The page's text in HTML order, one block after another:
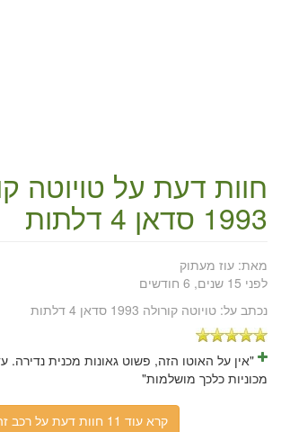
חוות דעת על טויוטה
1993 סדאן 4 דלתות
מאת: עוז מעתוק
לפני 15 שנים, 6 חודשים
נכתב על: טויוטה קורולה 1993 סדאן 4 דלתות
"אין על האוטו הזה, פשוט גאונות מכנית נדירה.
מכוניות כלכך מושלמות"
קרא עוד 11 חוות דעת על רכב זה.